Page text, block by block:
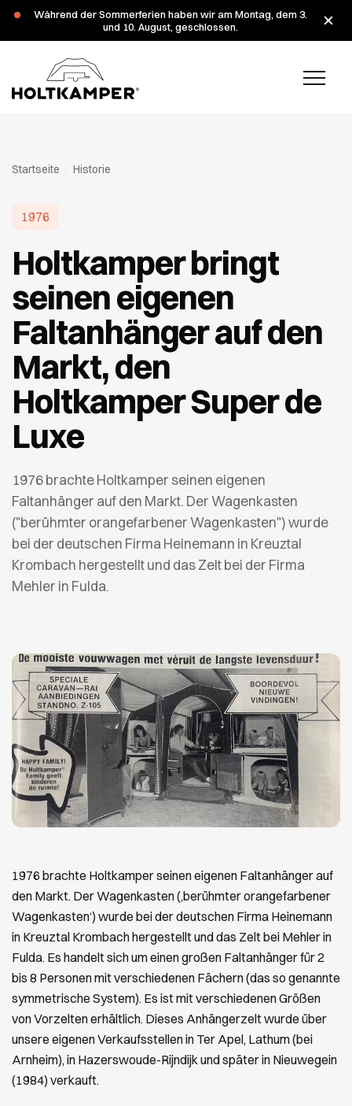
Während der Sommerferien haben wir am Montag, dem 3.
und 10. August, geschlossen.
Startseite Historie
1976
Holtkamper bringt
seinen eigenen
Faltanhänger auf den
Markt, den
Holtkamper Super de
Luxe
1976 brachte Holtkamper seinen eigenen
Faltanhänger auf den Markt. Der Wagenkasten
("berühmter orangefarbener Wagenkasten") wurde
bei der deutschen Firma Heinemann in Kreuztal
Krombach hergestellt und das Zelt bei der Firma
Mehler in Fulda.
1976 brachte Holtkamper seinen eigenen Faltanhänger auf
den Markt. Der Wagenkasten (‚berühmter orangefarbener
Wagenkasten‘) wurde bei der deutschen Firma Heinemann
in Kreuztal Krombach hergestellt und das Zelt bei Mehler in
Fulda. Es handelt sich um einen großen Faltanhänger für 2
bis 8 Personen mit verschiedenen Fächern (das so genannte
symmetrische System). Es ist mit verschiedenen Größen
von Vorzelten erhältlich. Dieses Anhängerzelt wurde über
unsere eigenen Verkaufsstellen in Ter Apel, Lathum (bei
Arnheim), in Hazerswoude-Rijndijk und später in Nieuwegein
(1984) verkauft.